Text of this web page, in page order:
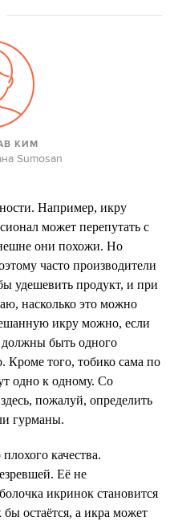
КИМ
Sumosan
Например, икру
может перепутать с
они похожи. Но
часто производители
удешевить продукт, и при
насколько это можно
икру можно, если
быть одного
Кроме того, тобико сама по
одно к одному. Со
пожалуй, определить
гурманы.
качества.
Её не
икринок становится
остаётся, а икра может